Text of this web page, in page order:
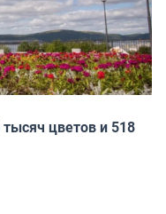
цветов и 518